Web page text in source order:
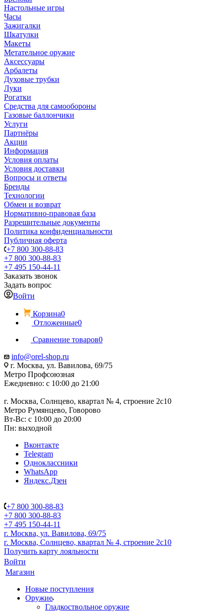
Настольные игры
Часы
Зажигалки
Шкатулки
Макеты
Метательное оружие
Аксессуары
Арбалеты
Духовые трубки
Луки
Рогатки
Средства для самообороны
Газовые баллончики
Услуги
Партнёры
Акции
Информация
Условия оплаты
Условия доставки
Вопросы и ответы
Бренды
Технологии
Обмен и возврат
Нормативно-правовая база
Разрешительные документы
Политика конфиденциальности
Публичная оферта
+7 800 300-88-83
+7 800 300-88-83
+7 495 150-44-11
Заказать звонок
Задать вопрос
Войти
Корзина0
Отложенные0
Сравнение товаров0
info@orel-shop.ru
г. Москва, ул. Вавилова, 69/75
Метро Профсоюзная
Ежедневно: с 10:00 до 21:00
г. Москва, Солнцево, квартал № 4, строение 2с10
Метро Румянцево, Говорово
Вт-Вс: с 10:00 до 20:00
Пн: выходной
Вконтакте
Telegram
Одноклассники
WhatsApp
Яндекс.Дзен
+7 800 300-88-83
+7 800 300-88-83
+7 495 150-44-11
г. Москва, ул. Вавилова, 69/75
г. Москва, Солнцево, квартал № 4, строение 2с10
Получить карту лояльности
Войти
Магазин
Новые поступления
Оружие
Гладкоствольное оружие